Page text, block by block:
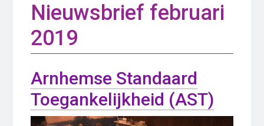
Nieuwsbrief februari
2019
Arnhemse Standaard
Toegankelijkheid (AST)